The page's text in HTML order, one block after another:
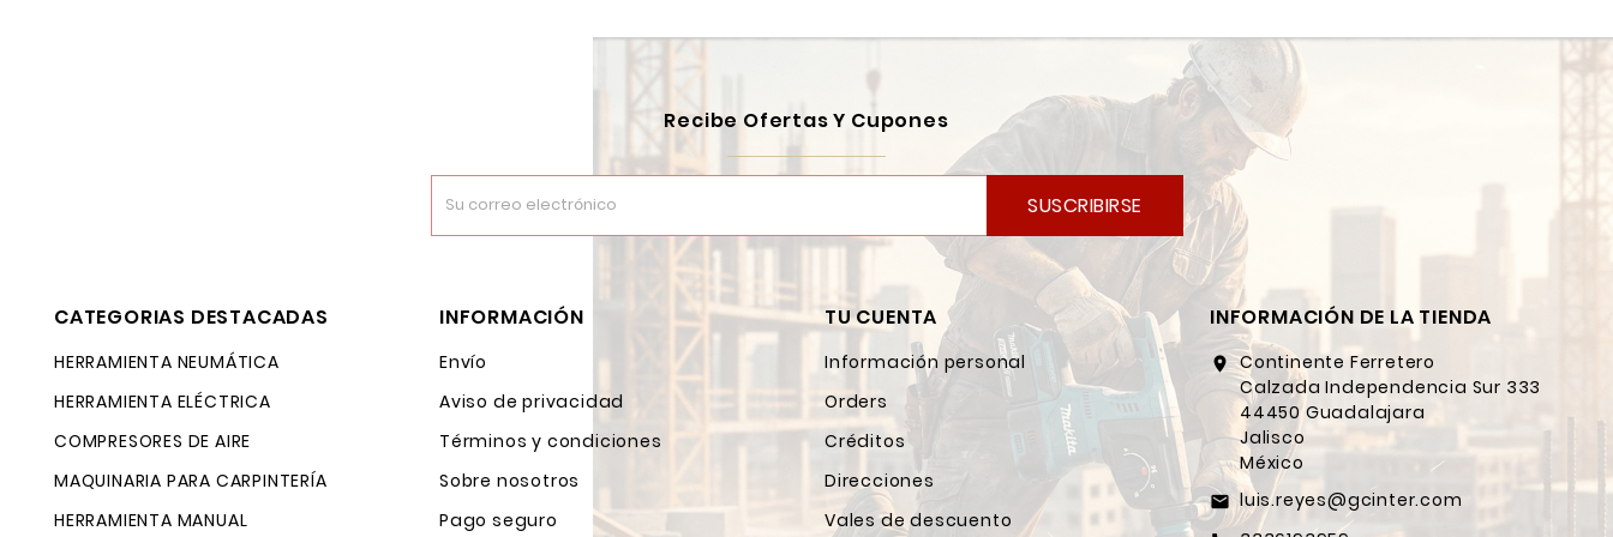
Recibe Ofertas Y Cupones
SUSCRIBIRSE
CATEGORIAS DESTACADAS
HERRAMIENTA NEUMÁTICA
HERRAMIENTA ELÉCTRICA
COMPRESORES DE AIRE
MAQUINARIA PARA CARPINTERÍA
HERRAMIENTA MANUAL
INFORMACIÓN
Envío
Aviso de privacidad
Términos y condiciones
Sobre nosotros
Pago seguro
TU CUENTA
Información personal
Orders
Créditos
Direcciones
Vales de descuento
INFORMACIÓN DE LA TIENDA
location_on Continente Ferretero
Calzada Independencia Sur 333
44450 Guadalajara
Jalisco
México
email luis.reyes@gcinter.com